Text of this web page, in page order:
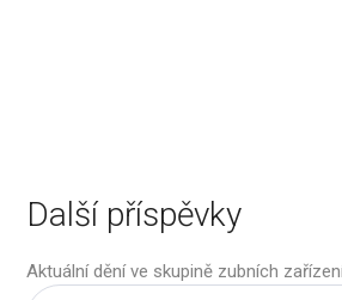
Další příspěvky
Aktuální dění ve skupině zubních